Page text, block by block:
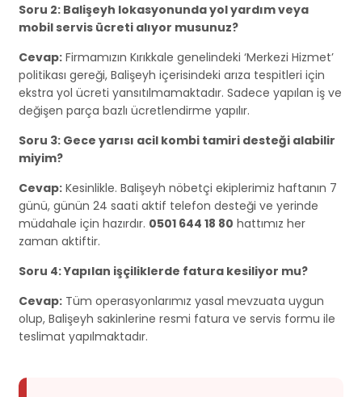
Soru 2: Balişeyh lokasyonunda yol yardım veya
mobil servis ücreti alıyor musunuz?
Cevap: Firmamızın Kırıkkale genelindeki ‘Merkezi Hizmet’
politikası gereği, Balişeyh içerisindeki arıza tespitleri için
ekstra yol ücreti yansıtılmamaktadır. Sadece yapılan iş ve
değişen parça bazlı ücretlendirme yapılır.
Soru 3: Gece yarısı acil kombi tamiri desteği alabilir
miyim?
Cevap: Kesinlikle. Balişeyh nöbetçi ekiplerimiz haftanın 7
günü, günün 24 saati aktif telefon desteği ve yerinde
müdahale için hazırdır. 0501 644 18 80 hattımız her
zaman aktiftir.
Soru 4: Yapılan işçiliklerde fatura kesiliyor mu?
Cevap: Tüm operasyonlarımız yasal mevzuata uygun
olup, Balişeyh sakinlerine resmi fatura ve servis formu ile
teslimat yapılmaktadır.